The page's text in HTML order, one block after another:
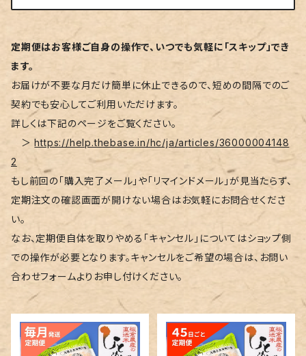
定期便はお客様ご自身の操作で、いつでも気軽に「スキップ」でき
ます。
お届けが不要な月だけ簡単に休止できるので、短めの間隔でのご
契約でも安心してご利用いただけます。
詳しくは下記のページをご覧ください。
＞https://help.thebase.in/hc/ja/articles/36000004148
2
もし前回の「購入完了メール」や「リマインドメール」が見当たらず、
定期注文の確認画面が開けない場合はお気軽にお問合せくださ
い。
なお、定期便自体を取りやめる「キャンセル」についてはショップ側
での操作が必要となります。キャンセルをご希望の場合は、お問い
合わせフォームよりお申し付けください。